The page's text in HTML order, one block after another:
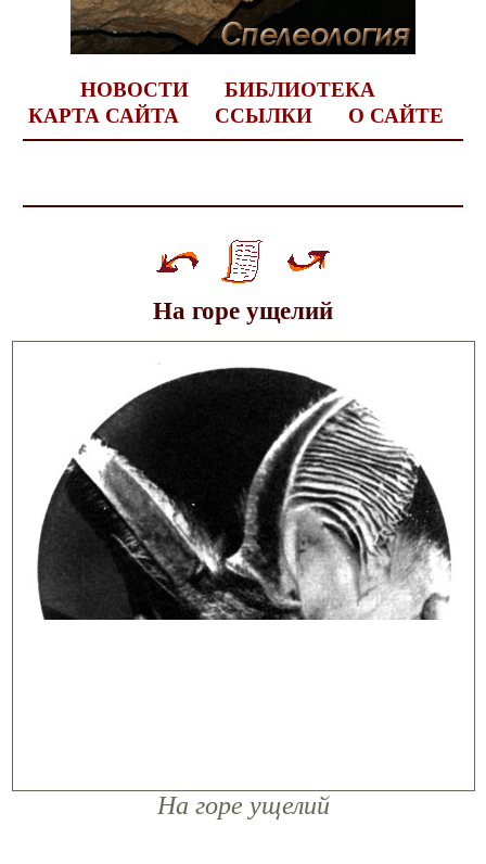
НОВОСТИ
БИБЛИОТЕКА
КАРТА САЙТА
ССЫЛКИ О САЙТЕ
На горе ущелий
На горе ущелий